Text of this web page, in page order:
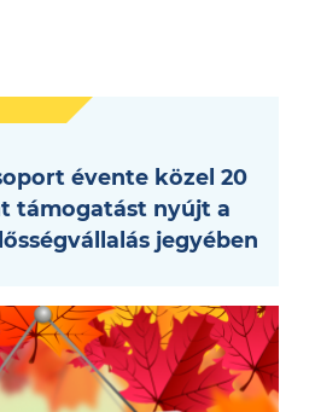
évente közel 20
támogatást nyújt a
jegyében